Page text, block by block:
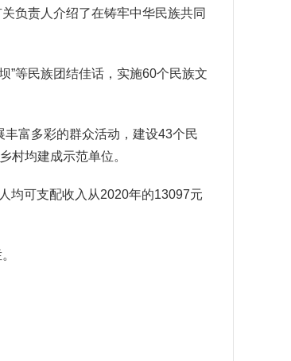
负责人介绍了在铸牢中华民族共同
”等民族团结佳话，实施60个民族文
富多彩的群众活动，建设43个民
村均建成示范单位。
均可支配收入从2020年的13097元